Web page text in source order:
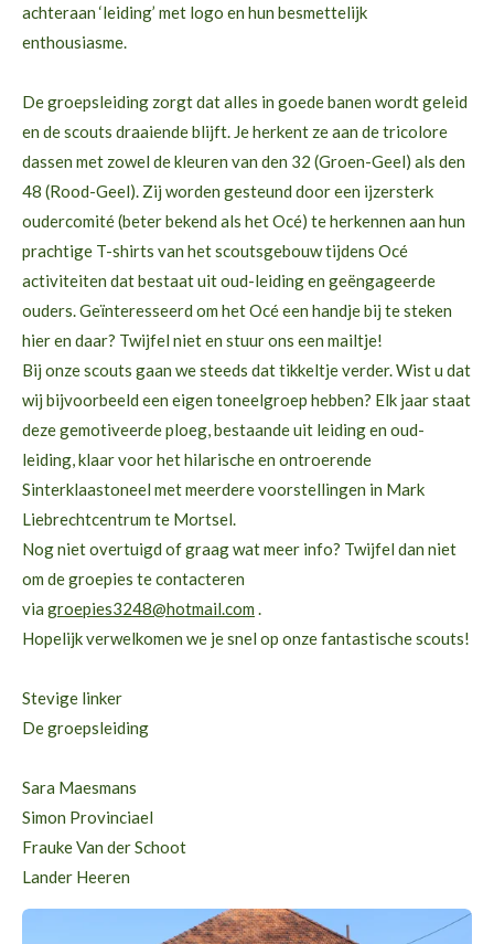
achteraan ‘leiding’ met logo en hun besmettelijk
enthousiasme.
De groepsleiding zorgt dat alles in goede banen wordt geleid
en de scouts draaiende blijft. Je herkent ze aan de tricolore
dassen met zowel de kleuren van den 32 (Groen-Geel) als den
48 (Rood-Geel). Zij worden gesteund door een ijzersterk
oudercomité (beter bekend als het Océ) te herkennen aan hun
prachtige T-shirts van het scoutsgebouw tijdens Océ
activiteiten dat bestaat uit oud-leiding en geëngageerde
ouders. Geïnteresseerd om het Océ een handje bij te steken
hier en daar? Twijfel niet en stuur ons een mailtje!
Bij onze scouts gaan we steeds dat tikkeltje verder. Wist u dat
wij bijvoorbeeld een eigen toneelgroep hebben? Elk jaar staat
deze gemotiveerde ploeg, bestaande uit leiding en oud-
leiding, klaar voor het hilarische en ontroerende
Sinterklaastoneel met meerdere voorstellingen in Mark
Liebrechtcentrum te Mortsel.
Nog niet overtuigd of graag wat meer info? Twijfel dan niet
om de groepies te contacteren
via groepies3248@hotmail.com .
Hopelijk verwelkomen we je snel op onze fantastische scouts!
Stevige linker
De groepsleiding
Sara Maesmans
Simon Provinciael
Frauke Van der Schoot
Lander Heeren